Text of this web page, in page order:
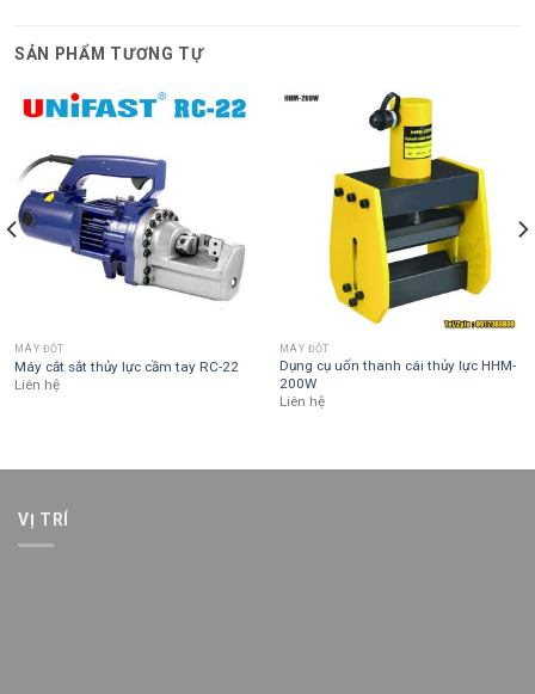
SẢN PHẨM TƯƠNG TỰ
MÁY ĐỘT
Máy cắt sắt thủy lực cầm tay RC-22
Liên hệ
MÁY ĐỘT
Dụng cụ uốn thanh cái thủy lực HHM-
200W
Liên hệ
VỊ TRÍ